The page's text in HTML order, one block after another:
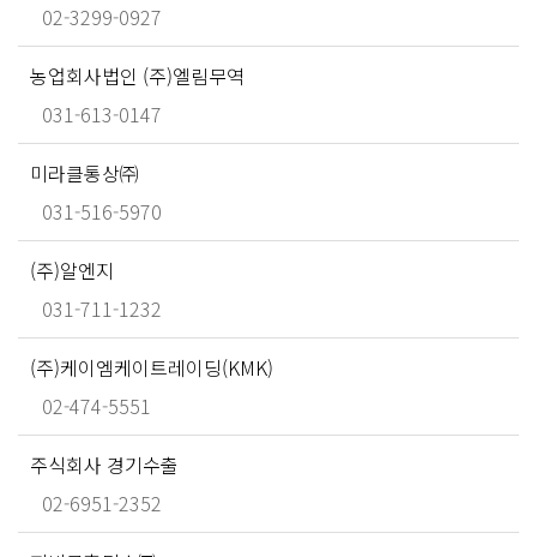
02-3299-0927
농업회사법인 (주)엘림무역
031-613-0147
미라클통상㈜
031-516-5970
(주)알엔지
031-711-1232
(주)케이엠케이트레이딩(KMK)
02-474-5551
주식회사 경기수출
02-6951-2352